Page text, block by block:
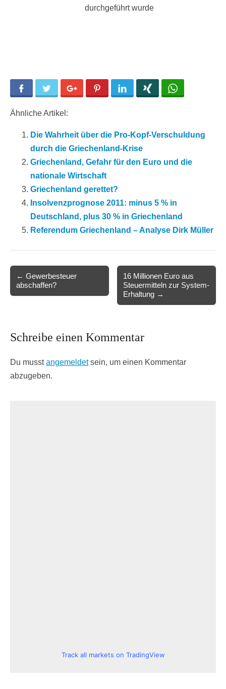
durchgeführt wurde
Facebook Twitter Google+ Pinterest LinkedIn
Ähnliche Artikel:
Die Wahrheit über die Pro-Kopf-Verschuldung
durch die Griechenland-Krise
Griechenland, Gefahr für den Euro und die
nationale Wirtschaft
Griechenland gerettet?
Insolvenzprognose 2011: minus 5 % in
Deutschland, plus 30 % in Griechenland
Referendum Griechenland – Analyse Dirk Müller
Post
navigation
← Gewerbesteuer
abschaffen?
16 Millionen Euro aus
Steuermitteln zur System-
Erhaltung →
Schreibe einen Kommentar
Du musstangemeldetsein, um einen Kommentar
abzugeben.
Track all markets on TradingView